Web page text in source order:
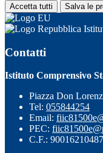
Accetta tutti Salva le
Contatti
Istituto Comprensivo
Piazza Don
Tel: 055844254
Email:
PEC:
C.F.: 90016210487